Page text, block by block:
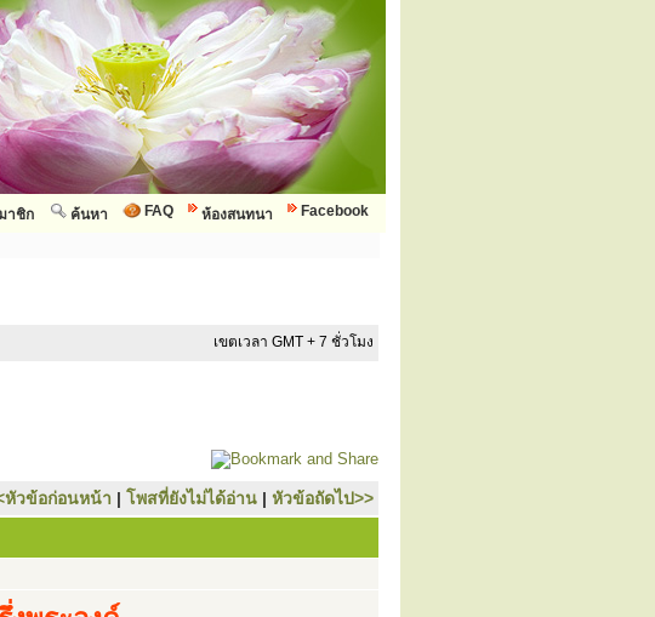
Facebook
ห้องสนทนา
FAQ
ค้นหา
าชิก
เขตเวลา GMT + 7 ชั่วโมง
หัวข้อก่อนหน้า | โพสที่ยังไม่ได้อ่าน | หัวข้อถัดไป>>